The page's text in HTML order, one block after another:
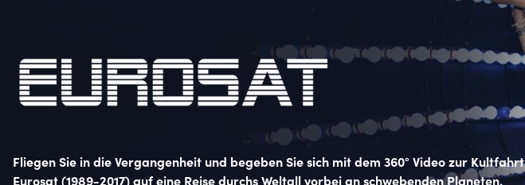
Eurosat bei Licht 360° Video
Fliegen Sie in die Vergangenheit und begeben Sie sich mit dem 360° Video zur Kultfahrt
Eurosat (1989-2017) auf eine Reise durchs Weltall vorbei an schwebenden Planeten.